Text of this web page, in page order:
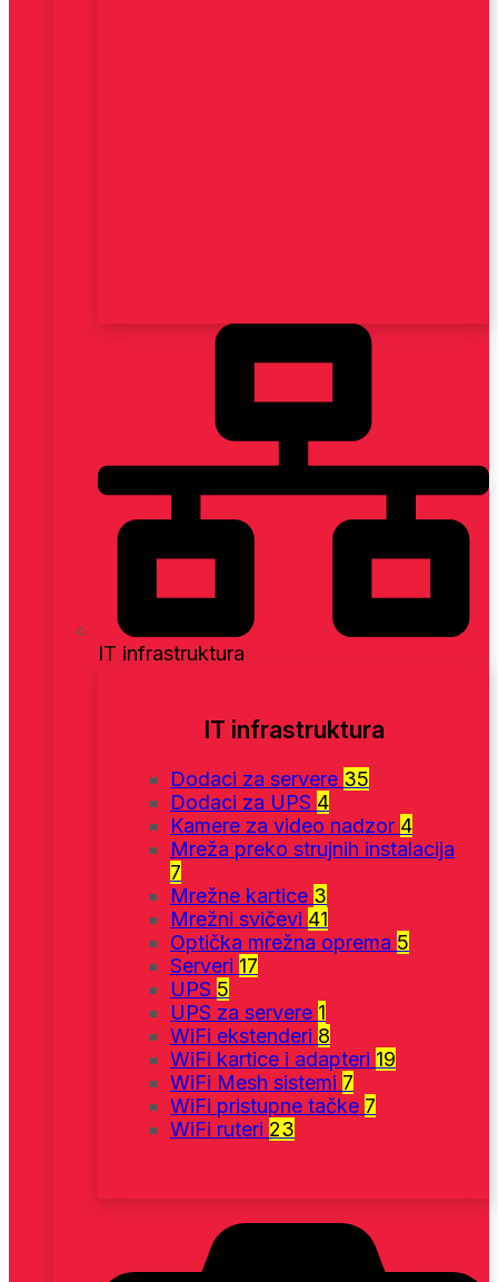
IT infrastruktura
IT infrastruktura
Dodaci za servere 35
Dodaci za UPS 4
Kamere za video nadzor 4
Mreža preko strujnih instalacija
7
Mrežne kartice 3
Mrežni svičevi 41
Optička mrežna oprema 5
Serveri 17
UPS 5
UPS za servere 1
WiFi ekstenderi 8
WiFi kartice i adapteri 19
WiFi Mesh sistemi 7
WiFi pristupne tačke 7
WiFi ruteri 23